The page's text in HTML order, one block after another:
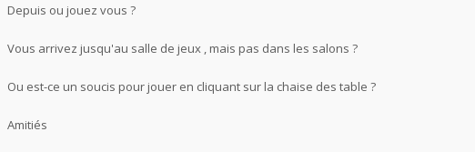
Depuis ou jouez vous ?
Vous arrivez jusqu'au salle de jeux , mais pas dans les salons ?
Ou est-ce un soucis pour jouer en cliquant sur la chaise des table ?
Amitiés